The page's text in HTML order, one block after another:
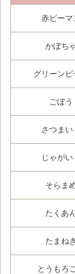
赤ピーマ
かぼち
グリーンピ
ごぼう
さつまい
じゃがい
そらま
たくあ
たまね
とうもろ